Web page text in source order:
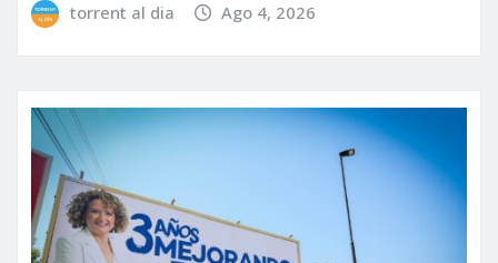
torrent al dia Ago 4, 2026